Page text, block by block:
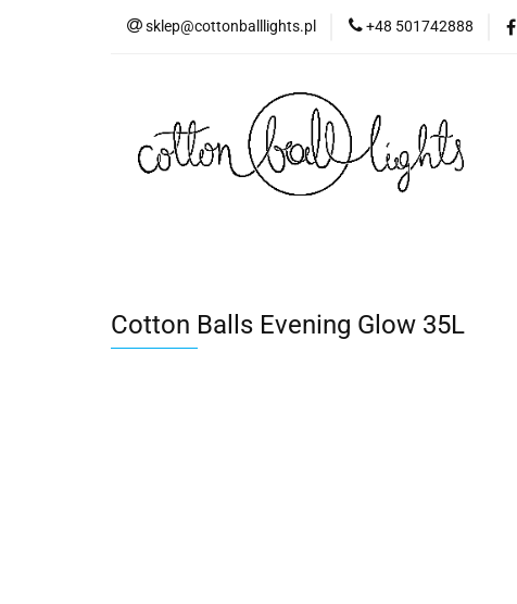
sklep@cottonballlights.pl +48 501742888
Cotton Balls Evening Glow 35L